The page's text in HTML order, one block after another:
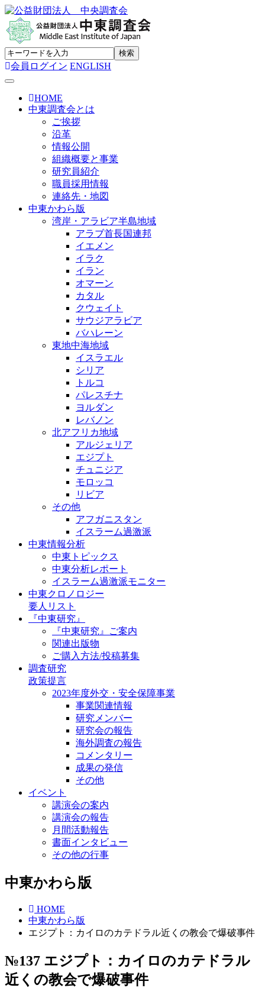
会員ログイン ENGLISH
Toggle navigation
HOME
中東調査会とは
ご挨拶
沿革
情報公開
組織概要と事業
研究員紹介
職員採用情報
連絡先・地図
中東かわら版
湾岸・アラビア半島地域
アラブ首長国連邦
イエメン
イラク
イラン
オマーン
カタル
クウェイト
サウジアラビア
バハレーン
東地中海地域
イスラエル
シリア
トルコ
パレスチナ
ヨルダン
レバノン
北アフリカ地域
アルジェリア
エジプト
チュニジア
モロッコ
リビア
その他
アフガニスタン
イスラーム過激派
中東情報分析
中東トピックス
中東分析レポート
イスラーム過激派モニター
中東クロノロジー
要人リスト
『中東研究』
『中東研究』ご案内
関連出版物
ご購入方法/投稿募集
調査研究
政策提言
2023年度外交・安全保障事業
事業関連情報
研究メンバー
研究会の報告
海外調査の報告
コメンタリー
成果の発信
その他
イベント
講演会の案内
講演会の報告
月間活動報告
書面インタビュー
その他の行事
中東かわら版
HOME
中東かわら版
エジプト：カイロのカテドラル近くの教会で爆破事件
№137 エジプト：カイロのカテドラル
近くの教会で爆破事件